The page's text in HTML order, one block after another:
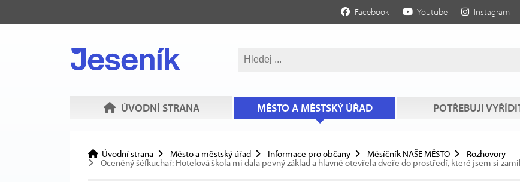
Facebook Youtube Instagram
ÚVODNÍ STRANA MĚSTO A MĚSTSKÝ ÚŘAD POTŘEBUJI
Úvodní strana Město a městský úřad Informace pro občany Měsíčník NAŠE MĚSTO Rozhovory
Oceněný šéfkuchař: Hotelová škola mi dala pevný základ a hlavně otevřela dveře do prostředí, které jsem si